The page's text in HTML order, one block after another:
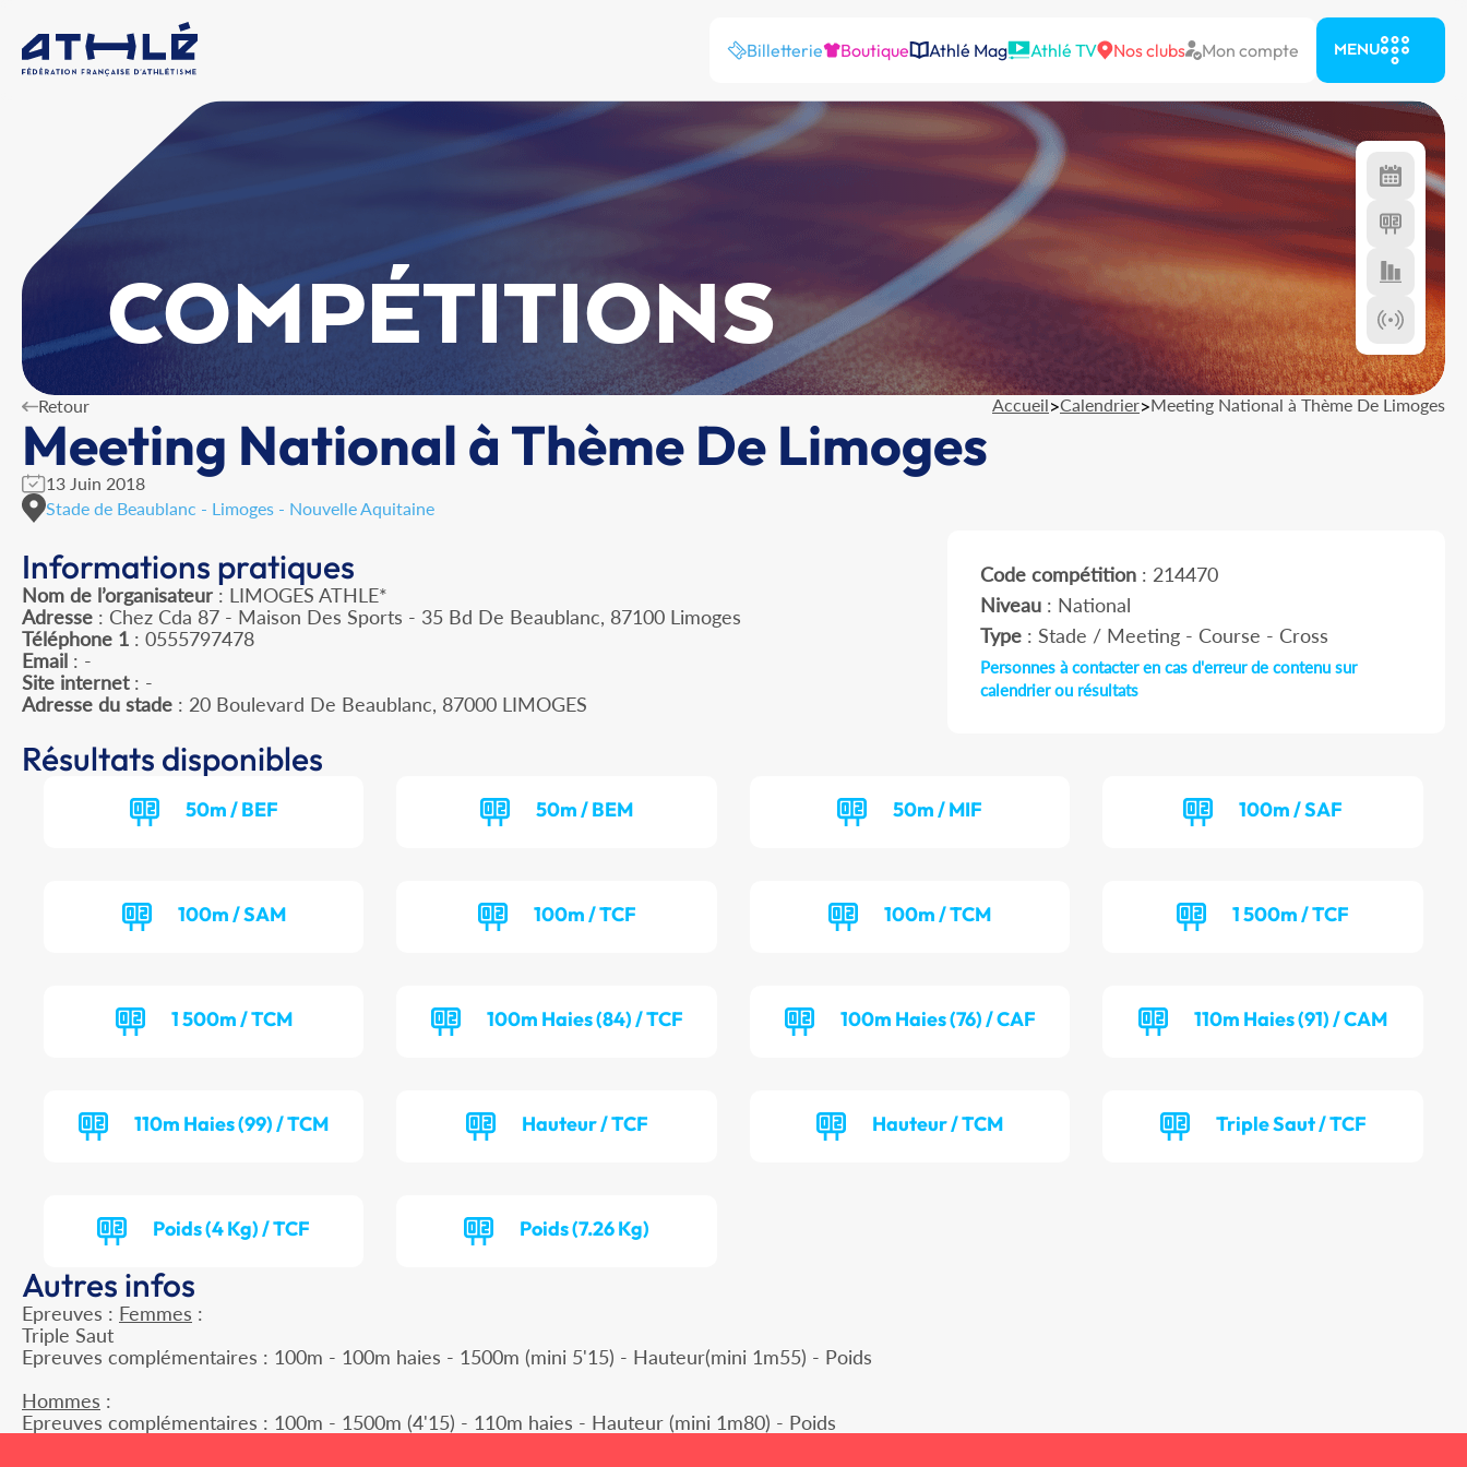
Billetterie Boutique Athlé Mag Athlé TV Nos clubs Mon compte MENU
COMPÉTITIONS
Retour Accueil>Calendrier>Meeting National à Thème De Limoges
Meeting National à Thème De Limoges
13 Juin 2018
Stade de Beaublanc - Limoges - Nouvelle Aquitaine
Informations pratiques
Nom de l’organisateur : LIMOGES ATHLE*
Adresse : Chez Cda 87 - Maison Des Sports - 35 Bd De Beaublanc, 87100 Limoges
Téléphone 1 : 0555797478
Email : -
Site internet: -
Adresse du stade : 20 Boulevard De Beaublanc, 87000 LIMOGES
Code compétition: 214470
Niveau: National
Type: Stade / Meeting - Course - Cross
Personnes à contacter en cas d'erreur de contenu sur
calendrier ou résultats
Résultats disponibles
50m / BEF 50m / BEM 50m / MIF 100m / SAF
100m / SAM 100m / TCF 100m / TCM 1 500m / TCF
1 500m / TCM 100m Haies (84) / TCF 100m Haies (76) / CAF 110m Haies (91) / CAM
110m Haies (99) / TCM Hauteur / TCF Hauteur / TCM Triple Saut / TCF
Poids (4 Kg) / TCF Poids (7.26 Kg)
Autres infos
Epreuves : Femmes :
Triple Saut
Epreuves complémentaires : 100m - 100m haies - 1500m (mini 5'15) - Hauteur(mini 1m55) - Poids
Hommes :
Epreuves complémentaires : 100m - 1500m (4'15) - 110m haies - Hauteur (mini 1m80) - Poids